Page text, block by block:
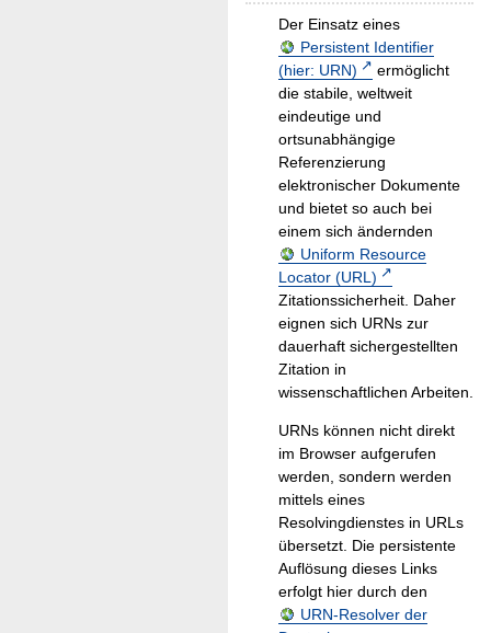
Der Einsatz eines
Persistent Identifier
(hier: URN)
ermöglicht
die stabile, weltweit
eindeutige und
ortsunabhängige
Referenzierung
elektronischer Dokumente
und bietet so auch bei
einem sich ändernden
Uniform Resource
Locator (URL)
Zitationssicherheit. Daher
eignen sich URNs zur
dauerhaft sichergestellten
Zitation in
wissenschaftlichen Arbeiten.
URNs können nicht direkt
im Browser aufgerufen
werden, sondern werden
mittels eines
Resolvingdienstes in URLs
übersetzt. Die persistente
Auflösung dieses Links
erfolgt hier durch den
URN-Resolver der